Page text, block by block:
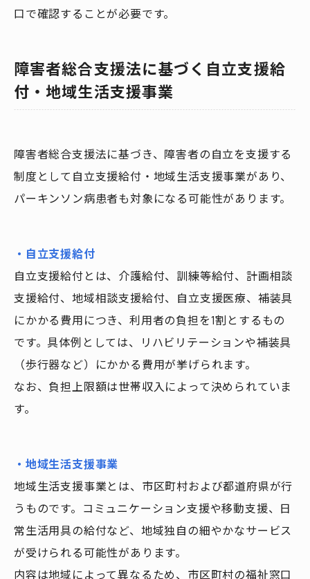
口で確認することが必要です。
障害者総合支援法に基づく自立支援給
付・地域生活支援事業
障害者総合支援法に基づき、障害者の自立を支援する
制度として自立支援給付・地域生活支援事業があり、
パーキンソン病患者も対象になる可能性があります。
・自立支援給付
自立支援給付とは、介護給付、訓練等給付、計画相談
支援給付、地域相談支援給付、自立支援医療、補装具
にかかる費用につき、利用者の負担を1割とするもの
です。具体例としては、リハビリテーションや補装具
（歩行器など）にかかる費用が挙げられます。
なお、負担上限額は世帯収入によって決められていま
す。
・地域生活支援事業
地域生活支援事業とは、市区町村および都道府県が行
うものです。コミュニケーション支援や移動支援、日
常生活用具の給付など、地域独自の細やかなサービス
が受けられる可能性があります。
内容は地域によって異なるため、市区町村の福祉窓口